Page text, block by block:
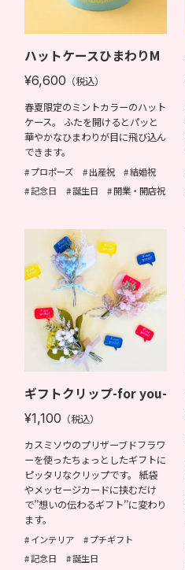
ハットケースひまわりM
¥6,600 （税込）
春夏限定のミントカラーのハット
ケース。 ふたを開けるとパッと
華やかなひまわりが目に飛び込ん
できます。
プロポーズ 出産祝
結婚祝
記念日
誕生日 開業・開店祝
ギフトクリップ-for you-
¥1,100 （税込）
カスミソウのプリザーブドフラワ
ーを使ったちょっとしたギフトに
ピッタリなクリップです。 紙袋
やメッセージカードに挟むだけ
で’’想いの伝わるギフト’’に変わり
ます。
インテリア
プチギフト
記念日
誕生日